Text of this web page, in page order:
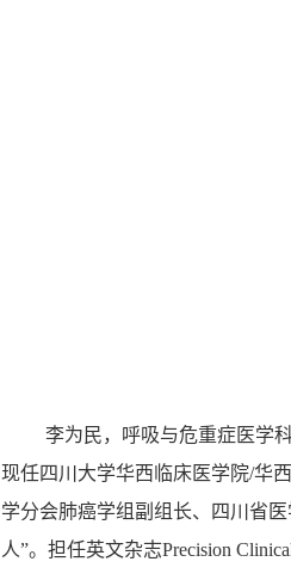
李为民，呼吸与危重症医学
现任四川大学华西临床医学院/华
学分会肺癌学组副组长、四川省医
人”。 担任英文杂志Precision